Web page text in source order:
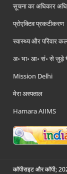
सूचना का अधिकार
प्रोएक्टिव प्रकटीकरण
स्वास्थ्य और परिवार
अ॰ भा॰ आ॰ सं॰ से जुड़े
Mission Delhi
मेरा अस्पताल
Hamara AIIMS
कॉपीराइट और कॉपी;